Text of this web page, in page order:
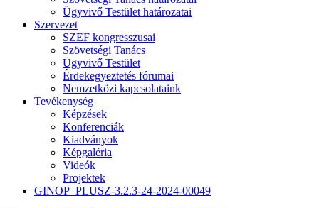
Ügyvivő Testület határozatai
Szervezet
SZEF kongresszusai
Szövetségi Tanács
Ügyvivő Testület
Érdekegyeztetés fórumai
Nemzetközi kapcsolataink
Tevékenység
Képzések
Konferenciák
Kiadványok
Képgaléria
Videók
Projektek
GINOP_PLUSZ-3.2.3-24-2024-00049